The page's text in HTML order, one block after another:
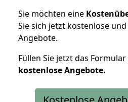
Sie möchten eine
Sie sich jetzt kostenlose
Angebote.
Füllen Sie jetzt das
kostenloseAngebote.